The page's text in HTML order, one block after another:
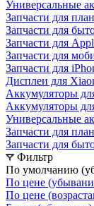
Запчасти для
Запчасти для
Запчасти для
Запчасти для
Дисплеи для
Аккумуляторы
Аккумуляторы для
Универсальные
Запчасти для
Запчасти для
Фильтр
По умолчанию
По цене
По цене
Бренд (убывание)
Бренд